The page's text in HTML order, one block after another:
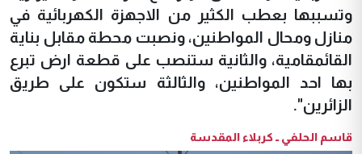
وتسببها بعطب الكثير من الاجهزة الكهربائية في
منازل ومحال المواطنين، ونصبت محطة مقابل بناية
القائمقامية، والثانية ستنصب على قطعة ارض تبرع
بها احد المواطنين، والثالثة ستكون على طريق
الزائرين".
قاسم الحلفي ــ كربلاء المقدسة